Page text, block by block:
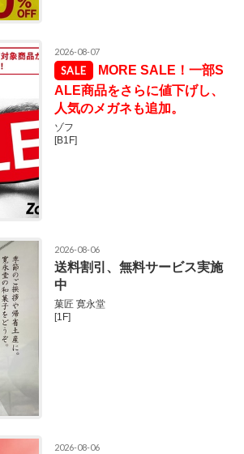
2026-08-07
MORE SALE！一部S
ALE商品をさらに値下げし、
人気のメガネも追加。
ゾフ
[B1F]
2026-08-06
送料割引、無料サービス実施
中
菓匠 寛永堂
[1F]
2026-08-06